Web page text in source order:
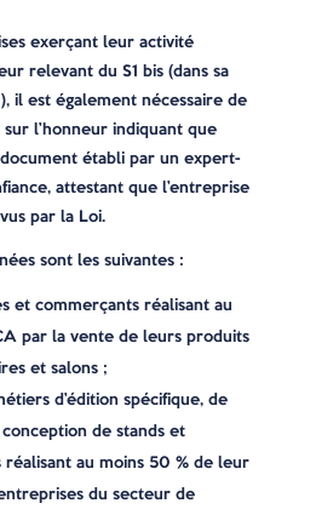
exerçant leur activité
relevant du S1 bis (dans sa
il est également nécessaire de
l’honneur indiquant que
établi par un expert-
attestant que l’entreprise
par la Loi.
sont les suivantes :
et commerçants réalisant au
par la vente de leurs produits
et salons ;
d’édition spécifique, de
de stands et
réalisant au moins 50 % de leur
du secteur de